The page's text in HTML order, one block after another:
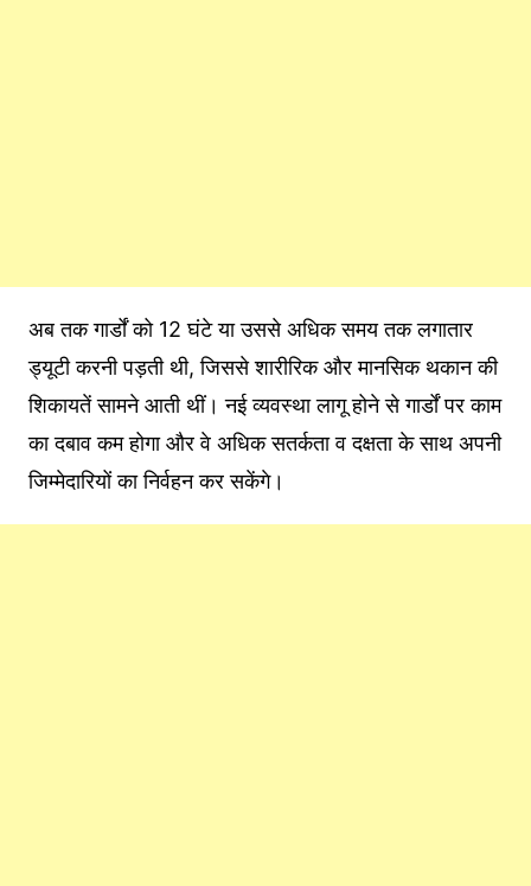
अब तक गार्डों को 12 घंटे या उससे अधिक समय तक लगातार
ड्यूटी करनी पड़ती थी, जिससे शारीरिक और मानसिक थकान की
शिकायतें सामने आती थीं। नई व्यवस्था लागू होने से गार्डों पर काम
का दबाव कम होगा और वे अधिक सतर्कता व दक्षता के साथ अपनी
जिम्मेदारियों का निर्वहन कर सकेंगे।